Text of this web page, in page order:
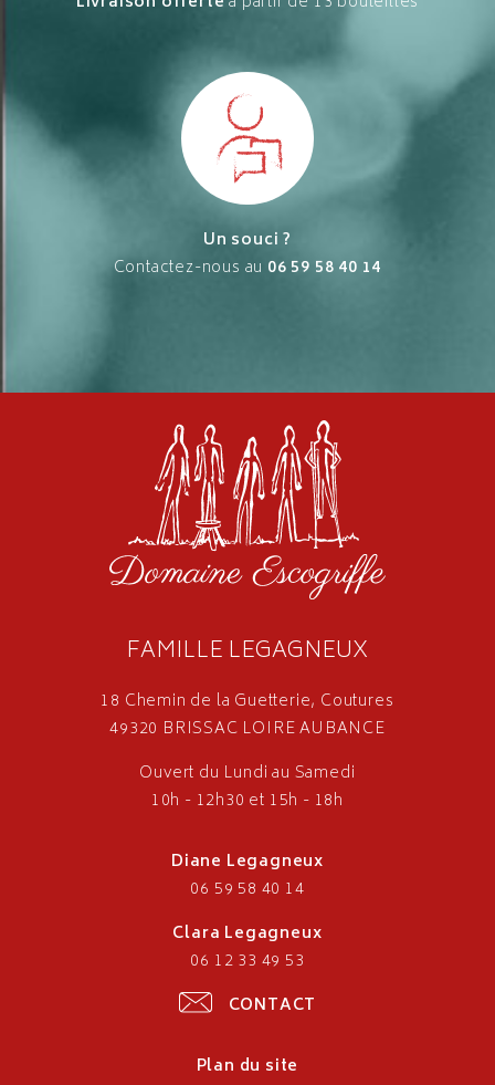
Un souci ?
Contactez-nous au 06 59 58 40 14
FAMILLE LEGAGNEUX
18 Chemin de la Guetterie, Coutures
49320 BRISSAC LOIRE AUBANCE
Ouvert du Lundi au Samedi
10h - 12h30 et 15h - 18h
Diane Legagneux
06 59 58 40 14
Clara Legagneux
06 12 33 49 53
CONTACT
Plan du site